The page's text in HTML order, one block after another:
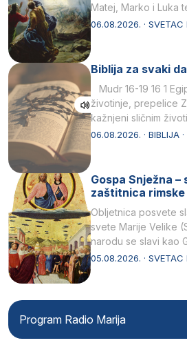
Matej, Marko i Luka
drugoj…
06.08.2026. · SVETAC
Biblija za svaki
Mudr 16-19 16 1
životinje, prepelice
kažnjeni sličnim
kukaca.2 A narod…
06.08.2026. · BIBLIJA ·
Gospa Snježna
zaštitnica rimske
Obljetnica posvete
svete Marije Velike
narodu se slavi kao
naziv, Sancta Maria…
05.08.2026. · SVETAC
Program Radio Marija